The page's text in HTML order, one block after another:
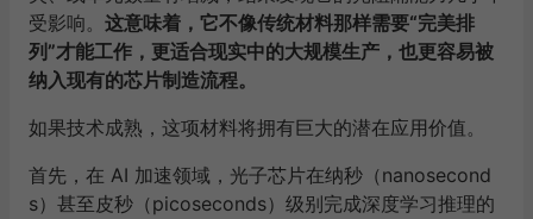
受影响。 这意味着，它不像传统材料那样需要“完美排
列”才能工作，更适合现实中的大规模生产，也更容易被
纳入现有的芯片制造流程。
如果技术成熟，这项材料将拥有巨大的潜在应用价值。
首先，在 AI 加速领域，光子芯片在纳秒（nanosecond
s）甚至皮秒（picoseconds）级别完成深度学习推理的